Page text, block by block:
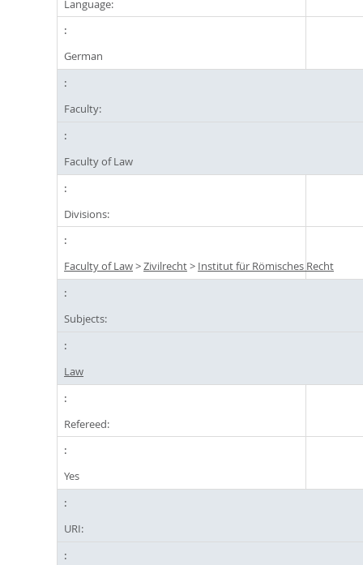
Language:
German
Faculty:
Faculty of Law
Divisions:
Faculty of Law>Zivilrecht> Institut für Römisches Recht
Subjects:
Law
Refereed:
Yes
URI: